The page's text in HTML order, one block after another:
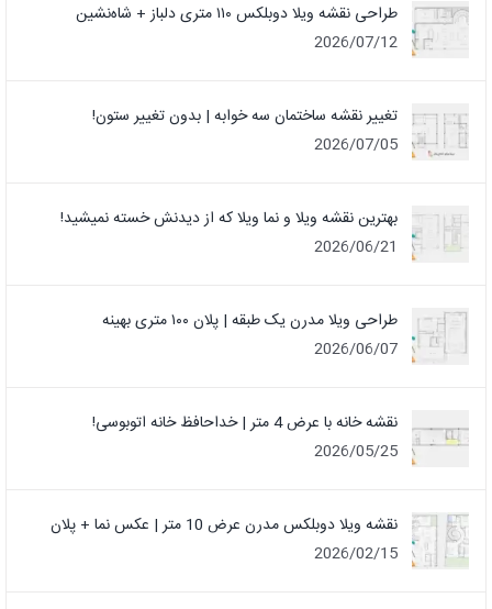
طراحی نقشه ویلا دوبلکس ۱۱۰ متری دلباز + شاه‌نشین
2026/07/12
تغییر نقشه ساختمان سه خوابه | بدون تغییر ستون!
2026/07/05
بهترین نقشه ویلا و نما ویلا که از دیدنش خسته نمیشید!
2026/06/21
طراحی ویلا مدرن یک‌ طبقه | پلان ۱۰۰ متری بهینه
2026/06/07
نقشه خانه با عرض 4 متر | خداحافظ خانه‌ اتوبوسی!
2026/05/25
نقشه ویلا دوبلکس مدرن عرض 10 متر | عکس نما + پلان
2026/02/15